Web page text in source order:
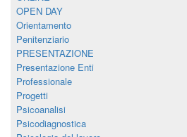
OPEN DAY
Orientamento
Penitenziario
PRESENTAZIONE
Presentazione Enti
Professionale
Progetti
Psicoanalisi
Psicodiagnostica